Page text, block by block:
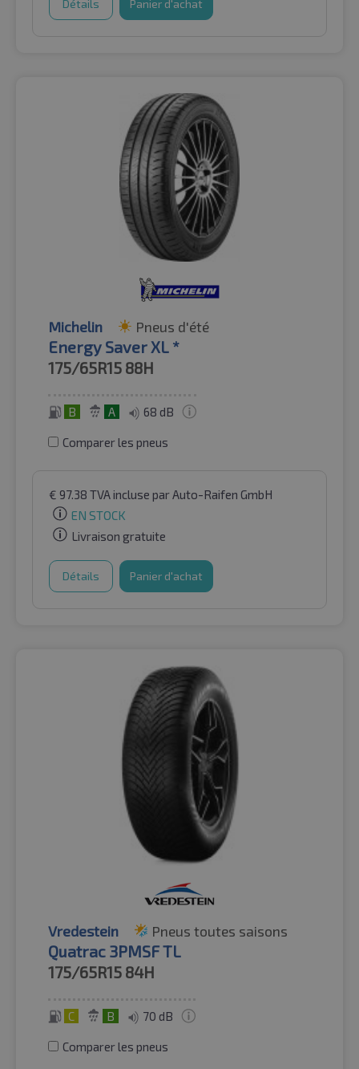
Détails Panier d'achat
Michelin Pneus d'été
Energy Saver XL *
175/65R15 88H
B A 68 dB
Comparer les pneus
€ 97.38 TVA incluse par Auto-Raifen GmbH
EN STOCK
Livraison gratuite
Détails Panier d'achat
Vredestein Pneus toutes saisons
Quatrac 3PMSF TL
175/65R15 84H
C B 70 dB
Comparer les pneus